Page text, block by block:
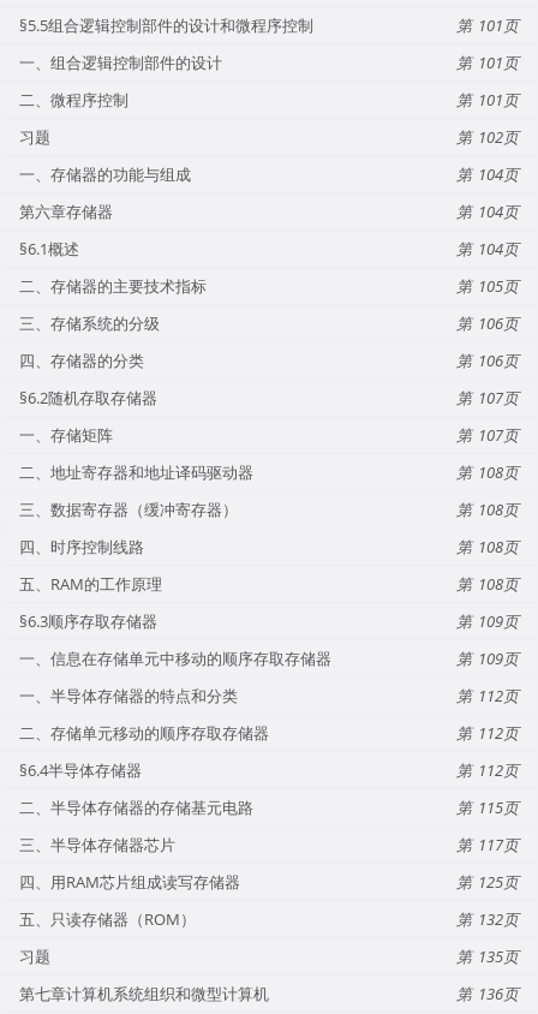
§5.5组合逻辑控制部件的设计和微程序控制
101
一、组合逻辑控制部件的设计
101
二、微程序控制
101
习题
102
一、存储器的功能与组成
104
第六章存储器
104
§6.1概述
104
二、存储器的主要技术指标
105
三、存储系统的分级
106
四、存储器的分类
106
§6.2随机存取存储器
107
一、存储矩阵
107
二、地址寄存器和地址译码驱动器
108
三、数据寄存器（缓冲寄存器）
108
四、时序控制线路
108
五、RAM的工作原理
108
§6.3顺序存取存储器
109
一、信息在存储单元中移动的顺序存取存储器
109
一、半导体存储器的特点和分类
112
二、存储单元移动的顺序存取存储器
112
§6.4半导体存储器
112
二、半导体存储器的存储基元电路
115
三、半导体存储器芯片
117
四、用RAM芯片组成读写存储器
125
五、只读存储器（ROM）
132
习题
135
第七章计算机系统组织和微型计算机
136